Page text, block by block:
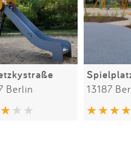
Berlin 13187